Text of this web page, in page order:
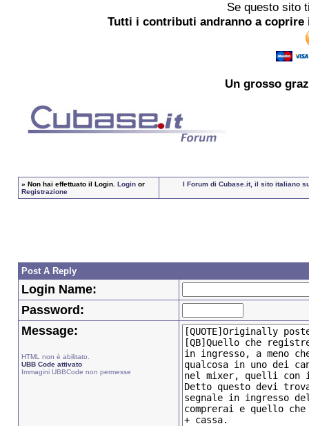
Se questo sito
Tutti i contributi andranno a
Un grosso
» Non hai effettuato il Login. Loginor
Registrazione
I Forum di Cubase.it, il sito italiano
Post A Reply
Login Name:
Password:
Message:
HTML non è abilitato.
UBB Code attivato
Immagini UBBCode non permesse